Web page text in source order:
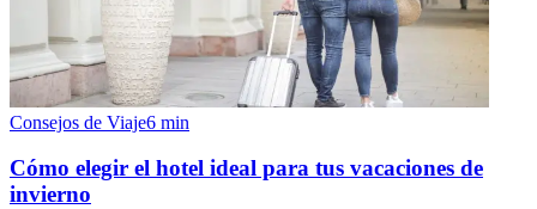
Consejos de Viaje6 min
Cómo elegir el hotel ideal para tus vacaciones de
invierno